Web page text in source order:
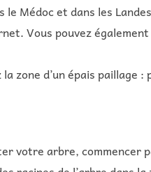
le Médoc et dans les
Vous pouvez
zone d’un épais
votre arbre, commencer